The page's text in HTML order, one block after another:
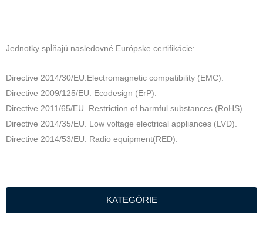
KATEGÓRIE
Jednotky spĺňajú nasledovné Európske certifikácie:
Directive 2014/30/EU.Electromagnetic compatibility (EMC).
Directive 2009/125/EU. Ecodesign (ErP).
Directive 2011/65/EU. Restriction of harmful substances (RoHS).
Directive 2014/35/EU. Low voltage electrical appliances (LVD).
Directive 2014/53/EU. Radio equipment(RED).